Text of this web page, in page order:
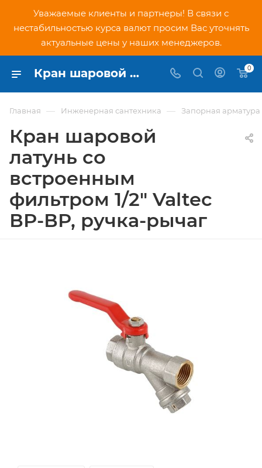
Уважаемые клиенты и партнеры! В связи с
нестабильностью курса валют просим Вас уточнять
актуальные цены у наших менеджеров.
Кран шаровой латунь со встроенным фильтром 1/2" Valtec ВР-ВР, ручка-рычаг (VT.292.N.04) - купить по низкой цене в Москве, интернет-магазин PNDtech.ru 0
Главная — Инженерная сантехника — Запорная арматура
Кран шаровой
латунь со
встроенным
фильтром 1/2" Valtec
ВР-ВР, ручка-рычаг